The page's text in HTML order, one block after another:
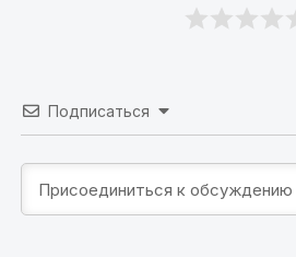
Подписаться